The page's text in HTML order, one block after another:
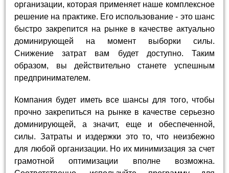
организации, которая применяет наше комплексное
решение на практике. Его использование - это шанс
быстро закрепится на рынке в качестве актуально
доминирующей на момент выборки силы.
Снижение затрат вам будет доступно. Таким
образом, вы действительно станете успешным
предпринимателем.
Компания будет иметь все шансы для того, чтобы
прочно закрепиться на рынке в качестве серьезно
доминирующей, а значит, еще и обеспеченной,
силы. Затраты и издержки это то, что неизбежно
для любой организации. Но их минимизация за счет
грамотной оптимизации вполне возможна.